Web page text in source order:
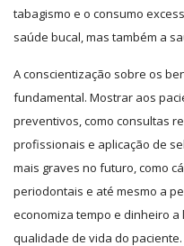
tabagismo e o consumo
saúde bucal, mas também a
A conscientização sobre os
fundamental. Mostrar aos
preventivos, como consultas
profissionais e aplicação de
mais graves no futuro, como
periodontais e até mesmo a
economiza tempo e dinheiro
qualidade de vida do paciente.